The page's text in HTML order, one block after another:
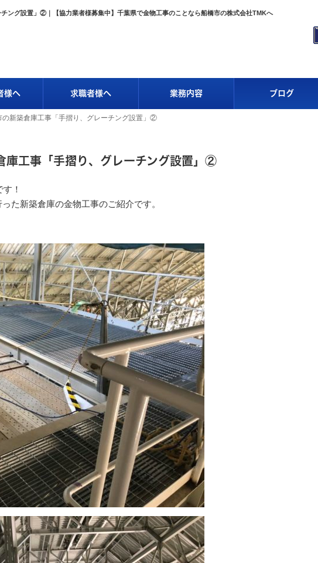
ング設置」②｜【協力業者様募集中】千葉県で金物工事のことなら船橋市の株式会社TMKへ
様へ 求職者様へ 業務内容 ブログ
の新築倉庫工事「手摺り、グレーチング設置」②
庫工事「手摺り、グレーチング設置」②
！
た新築倉庫の金物工事のご紹介です。